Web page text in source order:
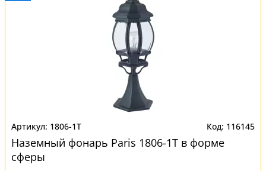
1806-1T 116145
Наземный фонарь Paris 1806-1T в форме
сферы